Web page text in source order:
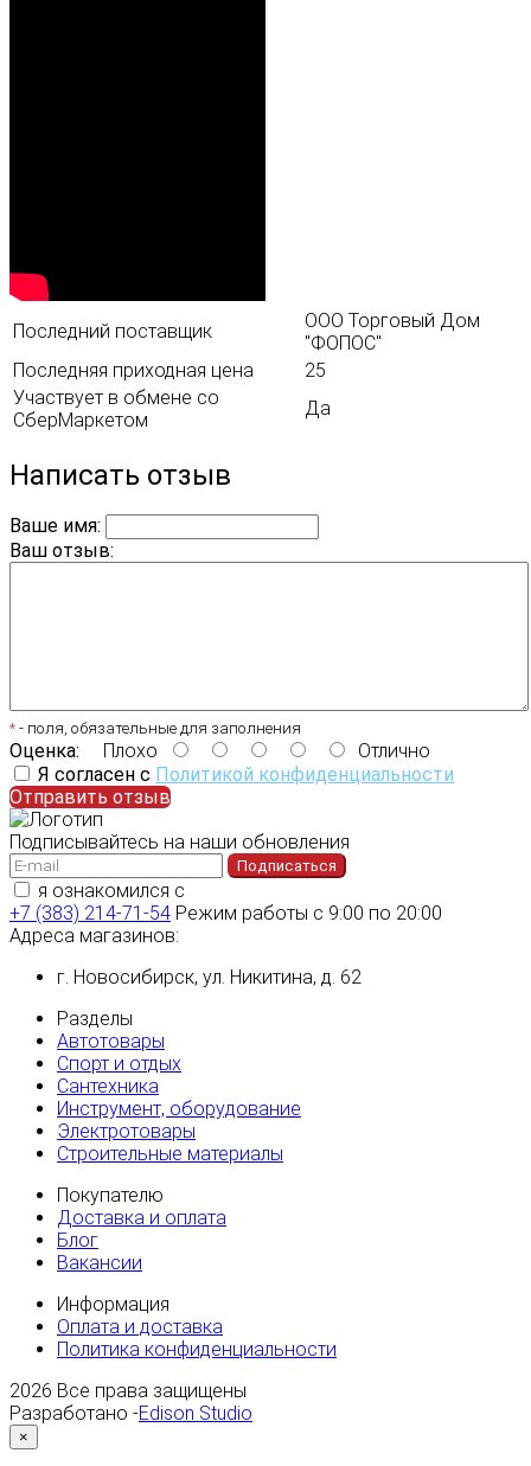
Последний поставщик
ООО Торговый Дом
"ФОПОС"
Последняя приходная цена
25
Участвует в обмене со
СберМаркетом
Да
Написать отзыв
Ваше имя:
Ваш отзыв:
* - поля, обязательные для заполнения
Оценка: Плохо
Отлично
Я согласен с Политикой конфиденциальности
Отправить отзыв
Подписывайтесь на наши обновления
Подписаться
я ознакомился с
+7 (383) 214-71-54 Режим работы с 9:00 по 20:00
Адреса магазинов:
г. Новосибирск, ул. Никитина, д. 62
Разделы
Автотовары
Спорт и отдых
Сантехника
Инструмент, оборудование
Электротовары
Строительные материалы
Покупателю
Доставка и оплата
Блог
Вакансии
Информация
Оплата и доставка
Политика конфиденциальности
2026 Все права защищены
Разработано -Edison Studio
×